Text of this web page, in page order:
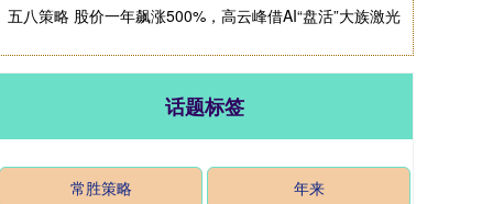
五八策略 股价一年飙涨500%，高云峰借AI“盘活”大族激光
话题标签
常胜策略 年来